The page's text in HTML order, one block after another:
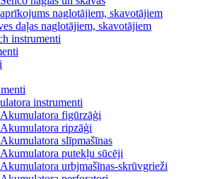
naglotājiem, skavotājiem
daļas naglotājiem, skavotājiem
instrumenti
instrumenti
Akumulatora figūrzāģi
Akumulatora ripzāģi
Akumulatora slīpmašīnas
Akumulatora putekļu sūcēji
Akumulatora urbjmašīnas-skrūvgrieži